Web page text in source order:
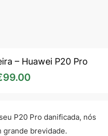
– Huawei P20 Pro
preço original era:
99.00
P20 Pro danificada, nós
grande brevidade.